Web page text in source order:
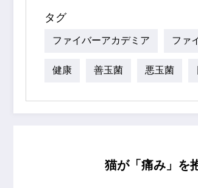
タグ
ファイバーアカデミア ファ
健康 善玉菌 悪玉菌
猫が「痛み」を